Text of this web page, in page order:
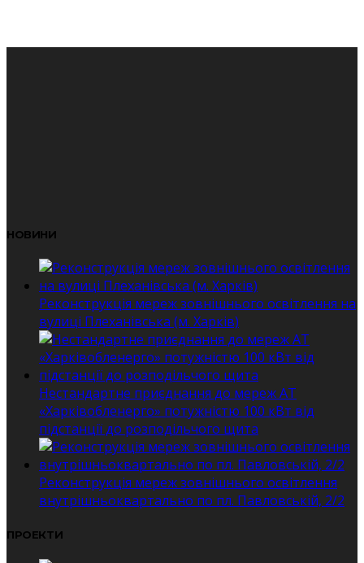
НОВИНИ
Реконструкція мереж зовнішнього освітлення на
вулиці Плеханівська (м. Харків)
Нестандартне приєднання до мереж АТ
«Харківобленерго» потужністю 100 кВт від
підстанції до розподільчого щита
Реконструкція мереж зовнішнього освітлення
внутрішньоквартально по пл. Павловській, 2/2
ПРОЕКТИ